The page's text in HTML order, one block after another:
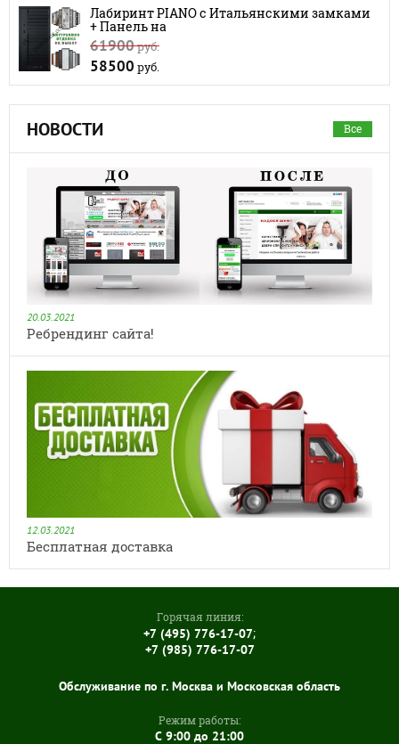
Лабиринт PIANO с Итальянскими замками
+ Панель на
61900руб.
58500 руб.
НОВОСТИ Все
20.03.2021
Ребрендинг сайта!
12.03.2021
Бесплатная доставка
Горячая линия:
+7 (495) 776-17-07;
+7 (985) 776-17-07
Обслуживание по г. Москва и Московская область
Режим работы:
C 9:00 до 21:00